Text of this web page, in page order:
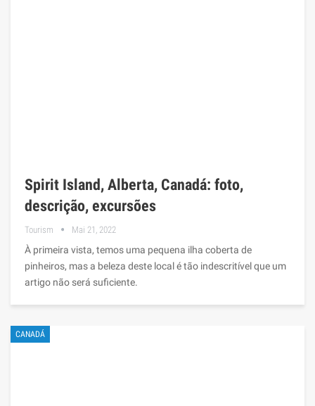
Spirit Island, Alberta, Canadá: foto,
descrição, excursões
Tourism Mai 21, 2022
À primeira vista, temos uma pequena ilha coberta de
pinheiros, mas a beleza deste local é tão indescritível que um
artigo não será suficiente.
CANADÁ